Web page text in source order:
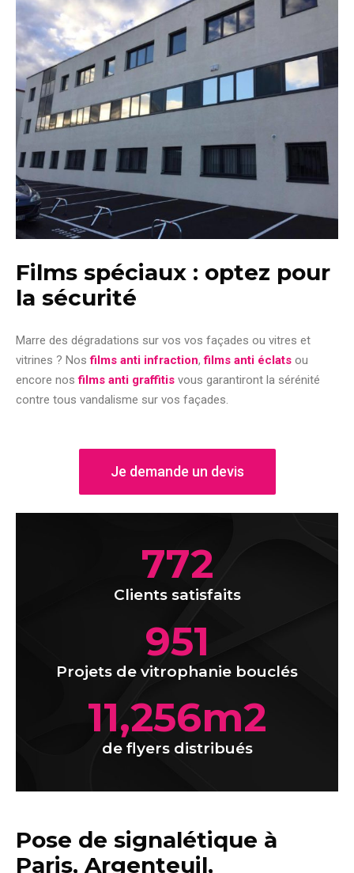
Films spéciaux : optez pour
la sécurité
Marre des dégradations sur vos vos façades ou vitres et
vitrines ? Nosfilms anti infraction,films anti éclats ou
encore nosfilms anti graffitis vous garantiront la sérénité
contre tous vandalisme sur vos façades.
Je demande un devis
Clients satisfaits
772
Projets de vitrophanie bouclés
951
de flyers distribués
11,256m2
Pose de signalétique à
Paris, Argenteuil,